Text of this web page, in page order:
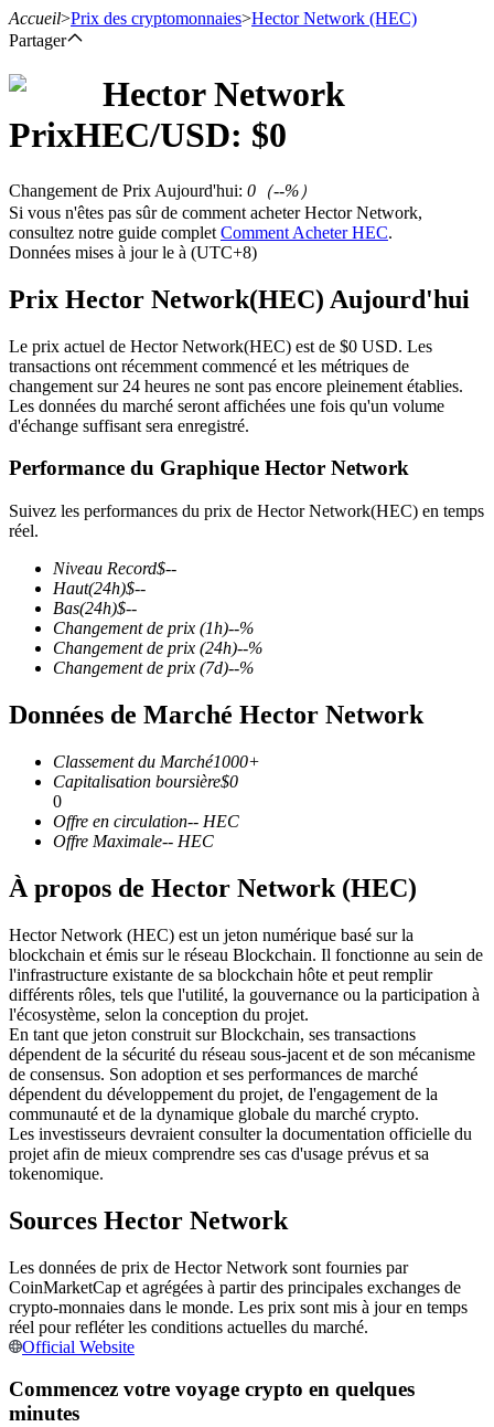
Contrats à terme
Futures USDT
Futures utilisant l'USDT comme garantie
Futures COIN-M
Contrats à terme sur crypto-monnaie
Produits dérivés sur actions, forex, métaux précieux et matières
premières
Futures USDC
Futures utilisant l'USDC comme garantie
Copie de Trading
Rejoignez les meilleurs traders
Accueil>Prix des cryptomonnaies>Hector Network (HEC)
Partager
Hector Network
PrixHEC/USD: $0
Changement de Prix Aujourd'hui: 0 （--%）
Si vous n'êtes pas sûr de comment acheter Hector Network,
consultez notre guide complet Comment Acheter HEC.
Données mises à jour le à (UTC+8)
Prix Hector Network(HEC) Aujourd'hui
Le prix actuel de Hector Network(HEC) est de $0 USD. Les
transactions ont récemment commencé et les métriques de
changement sur 24 heures ne sont pas encore pleinement établies.
Les données du marché seront affichées une fois qu'un volume
d'échange suffisant sera enregistré.
Performance du Graphique Hector Network
Suivez les performances du prix de Hector Network(HEC) en temps
réel.
Niveau Record$--
Haut(24h)$--
Bas(24h)$--
Changement de prix (1h)--%
Changement de prix (24h)--%
Changement de prix (7d)--%
Données de Marché Hector Network
Classement du Marché1000+
Capitalisation boursière$0
0
Offre en circulation-- HEC
Offre Maximale-- HEC
À propos de Hector Network (HEC)
Hector Network (HEC) est un jeton numérique basé sur la
blockchain et émis sur le réseau Blockchain. Il fonctionne au sein de
l'infrastructure existante de sa blockchain hôte et peut remplir
différents rôles, tels que l'utilité, la gouvernance ou la participation à
l'écosystème, selon la conception du projet.
En tant que jeton construit sur Blockchain, ses transactions
dépendent de la sécurité du réseau sous-jacent et de son mécanisme
de consensus. Son adoption et ses performances de marché
dépendent du développement du projet, de l'engagement de la
communauté et de la dynamique globale du marché crypto.
Les investisseurs devraient consulter la documentation officielle du
projet afin de mieux comprendre ses cas d'usage prévus et sa
tokenomique.
Sources Hector Network
Les données de prix de Hector Network sont fournies par
CoinMarketCap et agrégées à partir des principales exchanges de
crypto-monnaies dans le monde. Les prix sont mis à jour en temps
réel pour refléter les conditions actuelles du marché.
Official Website
Commencez votre voyage crypto en quelques
minutes